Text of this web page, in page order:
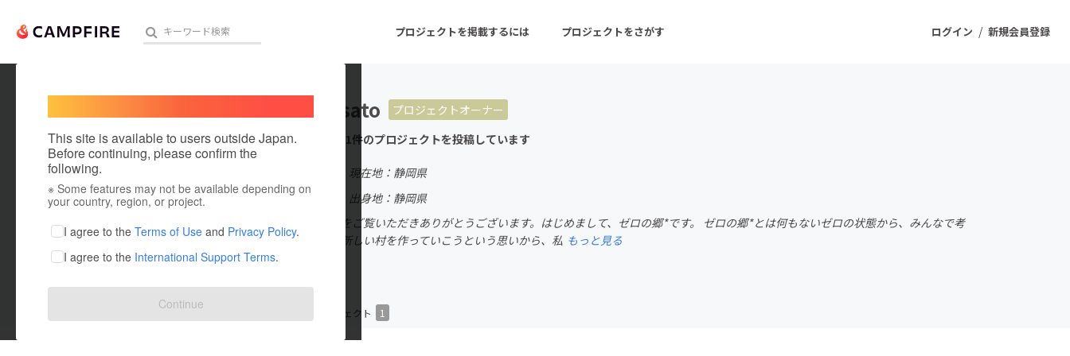
ログイン / 新規会員登録
プロジェクトを掲載するには プロジェクトをさがす
人気のプロジェクト 注目のリターン 注目の新着プロジェクト
アート・写真 音楽
テクノロジー・ガジェット
ゲーム・サービス開発 フード・飲食店
ファッション
映像・映画
ビジネス・起業
まちづくり・地域活性化
This site is available to users outside Japan.
Before continuing, please confirm the
following.
※ Some features may not be available depending on
your country, region, or project.
I agree to the Terms of Use and Privacy Policy.
I agree to the International Support Terms.
Continue
zeronosato
プロジェクトオーナー
これまでに1件のプロジェクトを投稿しています
現在地：静岡県
出身国：日本
出身地：静岡県
プロフィールをご覧いただきありがとうございます。はじめまして、ゼロの郷*です。 ゼロの郷*とは何もないゼロの状態から、みんなで考
え、協力して新しい村を作っていこうという思いから、私 もっと見る
プロジェクト プロジェクト 1